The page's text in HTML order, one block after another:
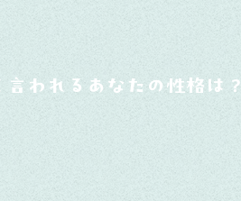
言われるあなたの性格は？